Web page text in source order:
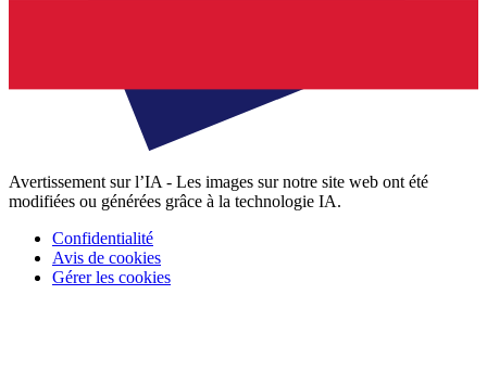
Avertissement sur l’IA - Les images sur notre site web ont été
modifiées ou générées grâce à la technologie IA.
Confidentialité
Avis de cookies
Gérer les cookies